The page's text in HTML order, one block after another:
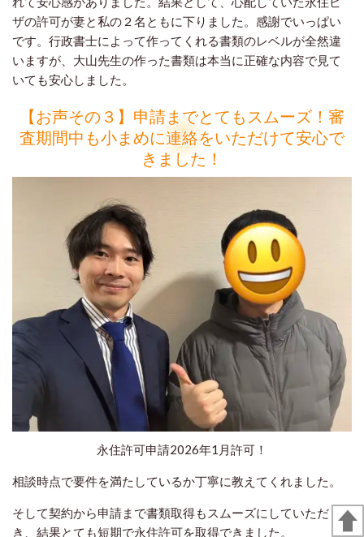
ザの許可が妻と私の２名ともに下りました。感謝でいっぱい
です。行政書士によって作ってくれる書類のレベルが全然違
いますが、大山先生の作った書類は本当に正確な内容で見て
いても安心しました。
【お声その３】申請までとてもスムーズ！審
査期間中も小まめに連絡をいただけて安心で
きました！
永住許可申請2026年1月許可！
相談時点で要件を満たしているか丁寧に教えてくれました。
そして契約から申請まで書類取得もスムーズにしていただ
き、結果とても短期で永住許可を取得できました。